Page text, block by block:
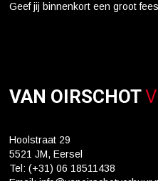
Geef jij binnenkort een groot
VAN OIRSCHOT
Hoolstraat 29
5521 JM, Eersel
Tel: (+31) 06 18511438